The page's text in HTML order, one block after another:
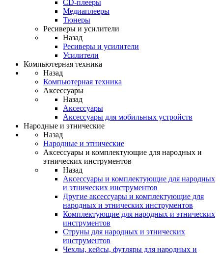
CD-плееры
Медиаплееры
Тюнеры
Ресиверы и усилители
Назад
Ресиверы и усилители
Усилители
Компьютерная техника
Назад
Компьютерная техника
Аксессуары
Назад
Аксессуары
Аксессуары для мобильных устройств
Народные и этнические
Назад
Народные и этнические
Аксессуары и комплектующие для народных и
этнических инструментов
Назад
Аксессуары и комплектующие для народных
и этнических инструментов
Другие аксессуары и комплектующие для
народных и этнических инструментов
Комплектующие для народных и этнических
инструментов
Струны для народных и этнических
инструментов
Чехлы, кейсы, футляры для народных и